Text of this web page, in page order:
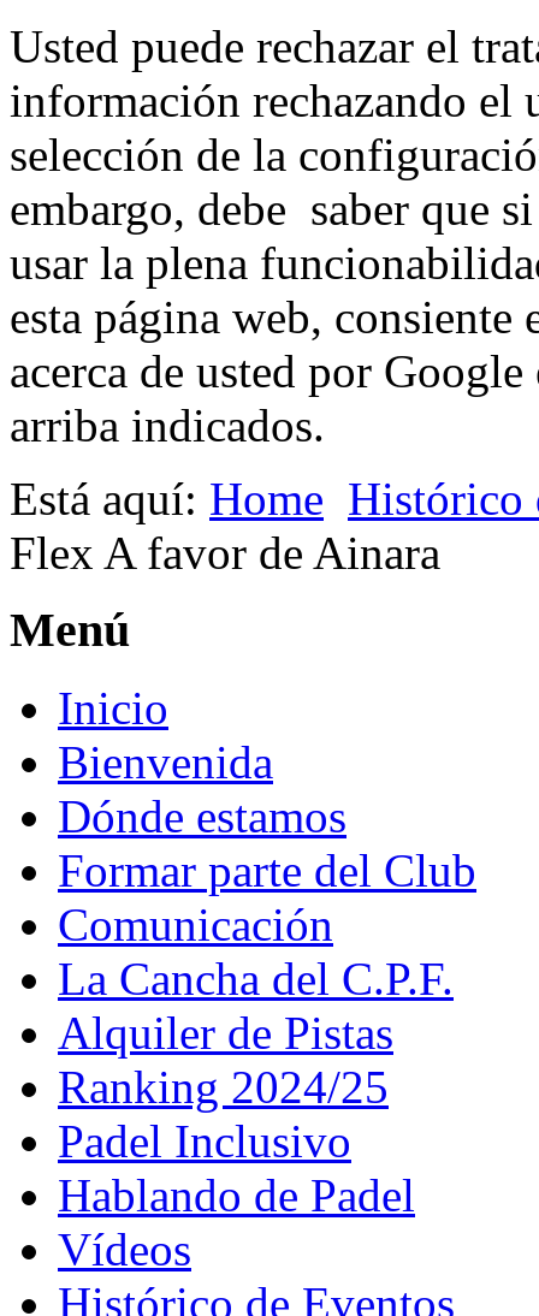
Usted puede rechazar el
información rechazando el
selección de la
embargo, debe saber que
usar la plena
esta página web,
acerca de usted por
arriba indicados.
Está aquí: Home Histórico
Flex A favor de Ainara
Menú
Inicio
Bienvenida
Dónde estamos
Formar parte del Club
Comunicación
La Cancha del C.P.F.
Alquiler de Pistas
Ranking 2024/25
Padel Inclusivo
Hablando de Padel
Vídeos
Histórico de Eventos